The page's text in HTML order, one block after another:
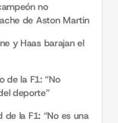
no
de Aston Martin
y Haas barajan el
de la F1: “No
deporte”
de la F1: “No es una